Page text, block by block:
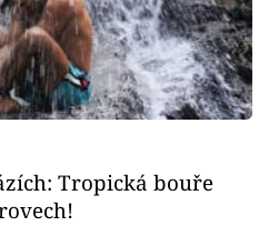
Tropická bouře